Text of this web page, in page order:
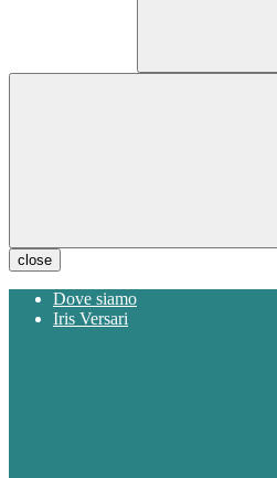
close
Dove siamo
Iris Versari